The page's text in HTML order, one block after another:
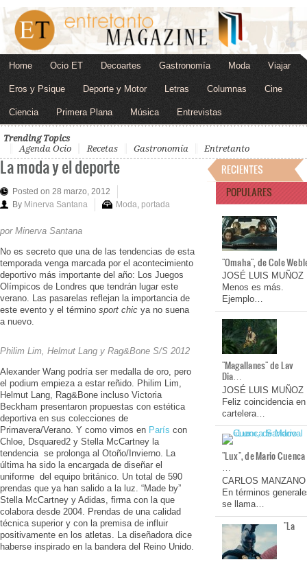
Home Ocio ET Decoartes Gastronomía Moda Viajar
Eros y Psique Deporte y Motor Letras Columnas Cine
Ciencia Primera Plana Música Entrevistas
Trending Topics
Agenda Ocio
Recetas Gastronomía Entretanto
La moda y el deporte
Posted on 28 marzo, 2012
By Minerva Santana Moda portada
por Minerva Santana
No es secreto que una de las tendencias de esta
temporada venga marcada por el acontecimiento
deportivo más importante del año: Los Juegos
Olímpicos de Londres que tendrán lugar este
verano. Las pasarelas reflejan la importancia de
este evento y el término sport chic ya no suena
a nuevo.
Philim Lim, Helmut Lang y Rag&Bone S/S 2012
Alexander Wang podría ser medalla de oro, pero
el podium empieza a estar reñido. Philim Lim,
Helmut Lang, Rag&Bone incluso Victoria
Beckham presentaron propuestas con estética
deportiva en sus colecciones de
Primavera/Verano. Y como vimos en París con
Chloe, Dsquared2 y Stella McCartney la
tendencia se prolonga al Otoño/Invierno. La
última ha sido la encargada de diseñar el
uniforme del equipo británico. Un total de 590
prendas que ya han salido a la luz. “Made by”
Stella McCartney y Adidas, firma con la que
colabora desde 2004. Prendas de una calidad
técnica superior y con la premisa de influir
positivamente en los atletas. La diseñadora dice
haberse inspirado en la bandera del Reino Unido.
RECIENTES
POPULARES
"Omaha", de Cole
JOSÉ LUIS MUÑOZ
Menos es más.
Ejemplo…
"Magallanes" de Lav
Dia…
JOSÉ LUIS MUÑOZ
Feliz coincidencia en
cartelera…
"Lux", de Mario Cuenca
…
CARLOS MANZANO
En términos
se llama…
"La